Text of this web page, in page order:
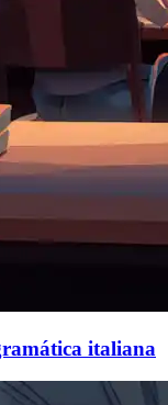
italiana